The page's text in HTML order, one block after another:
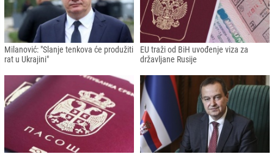
Milanović: "Slanje tenkova će produžiti
rat u Ukrajini"
EU traži od BiH uvođenje viza za
državljane Rusije